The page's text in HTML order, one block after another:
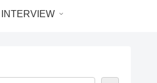
INTERVIEW